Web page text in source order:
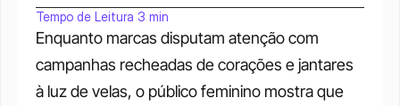
Enquanto marcas disputam atenção com
campanhas recheadas de corações e jantares
à luz de velas, o público feminino mostra que
Tempo de Leitura 3 min